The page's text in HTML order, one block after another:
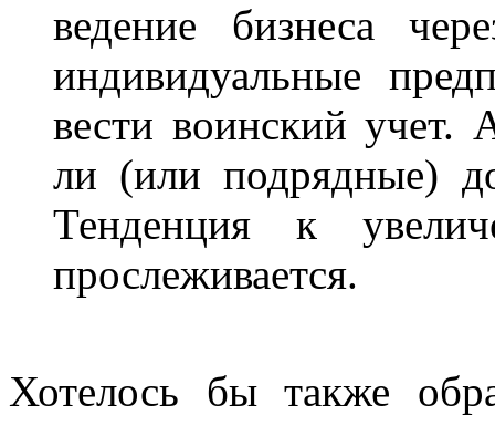
ведение бизнеса
индивидуальные
вести воинский учет.
ли (или подрядные)
Тенденция к
прослеживается.
Хотелось бы также